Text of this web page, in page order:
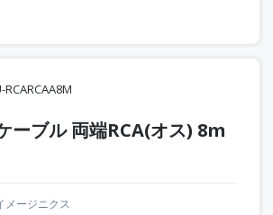
RCARCAA8M
ーブル 両端RCA(オス) 8m
メージニクス